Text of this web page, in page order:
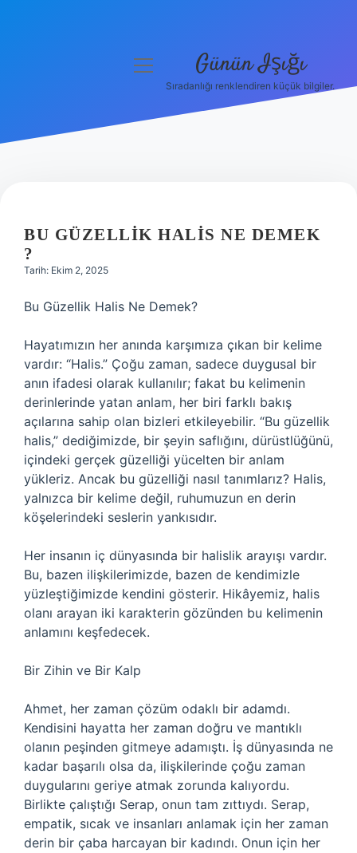
Hakkımızda
menüyü
Günün Işığı
Sıradanlığı renklendiren küçük bilgiler.
BU GÜZELLIK HALIS NE DEMEK
?
Tarih: Ekim 2, 2025
Bu Güzellik Halis Ne Demek?
Hayatımızın her anında karşımıza çıkan bir kelime
vardır: “Halis.” Çoğu zaman, sadece duygusal bir
anın ifadesi olarak kullanılır; fakat bu kelimenin
derinlerinde yatan anlam, her biri farklı bakış
açılarına sahip olan bizleri etkileyebilir. “Bu güzellik
halis,” dediğimizde, bir şeyin saflığını, dürüstlüğünü,
içindeki gerçek güzelliği yücelten bir anlam
yükleriz. Ancak bu güzelliği nasıl tanımlarız? Halis,
yalnızca bir kelime değil, ruhumuzun en derin
köşelerindeki seslerin yankısıdır.
Her insanın iç dünyasında bir halislik arayışı vardır.
Bu, bazen ilişkilerimizde, bazen de kendimizle
yüzleştiğimizde kendini gösterir. Hikâyemiz, halis
olanı arayan iki karakterin gözünden bu kelimenin
anlamını keşfedecek.
Bir Zihin ve Bir Kalp
Ahmet, her zaman çözüm odaklı bir adamdı.
Kendisini hayatta her zaman doğru ve mantıklı
olanın peşinden gitmeye adamıştı. İş dünyasında ne
kadar başarılı olsa da, ilişkilerinde çoğu zaman
duygularını geriye atmak zorunda kalıyordu.
Birlikte çalıştığı Serap, onun tam zıttıydı. Serap,
empatik, sıcak ve insanları anlamak için her zaman
derin bir çaba harcayan bir kadındı. Onun için her